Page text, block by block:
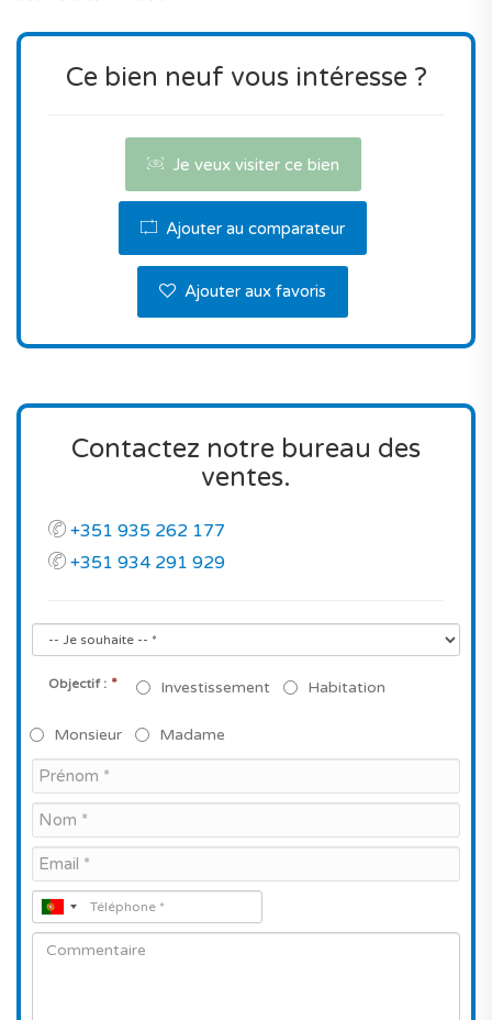
Ce bien neuf vous intéresse ?
Je veux visiter ce bien
Ajouter au comparateur
Ajouter aux favoris
Contactez notre bureau des
ventes.
+351 935 262 177
+351 934 291 929
Objectif : * Investissement Habitation
Monsieur Madame